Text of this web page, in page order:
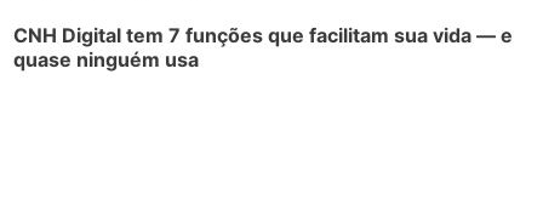
CNH Digital tem 7 funções que facilitam sua vida — e
quase ninguém usa